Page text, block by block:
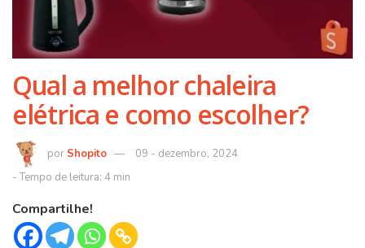
Qual a melhor chaleira
elétrica e como escolher?
Shopito 09 - dezembro, 2024
Compartilhe!